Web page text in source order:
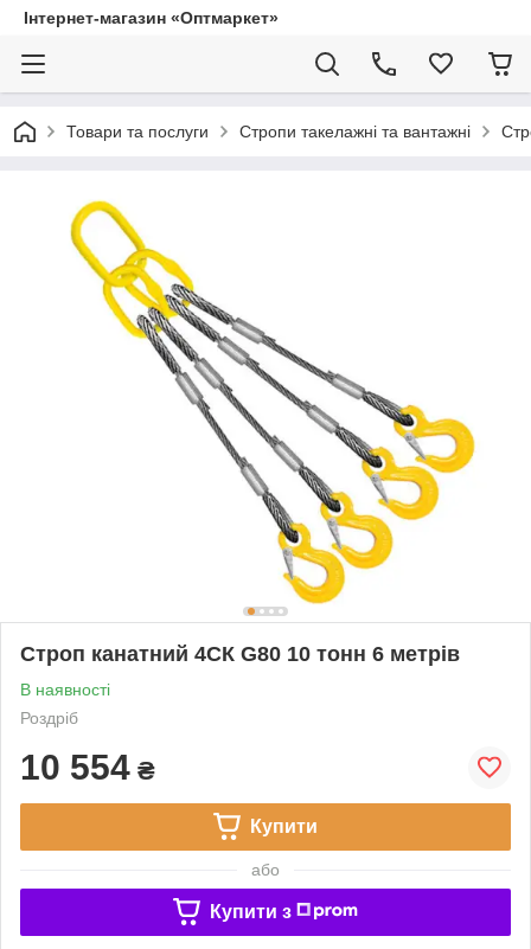
Інтернет-магазин «Оптмаркет»
Товари та послуги Стропи такелажні та вантажні
Строп канатний 4СК G80 10 тонн 6 метрів
В наявності
Роздріб
10 554 ₴
Купити
або
Купити з